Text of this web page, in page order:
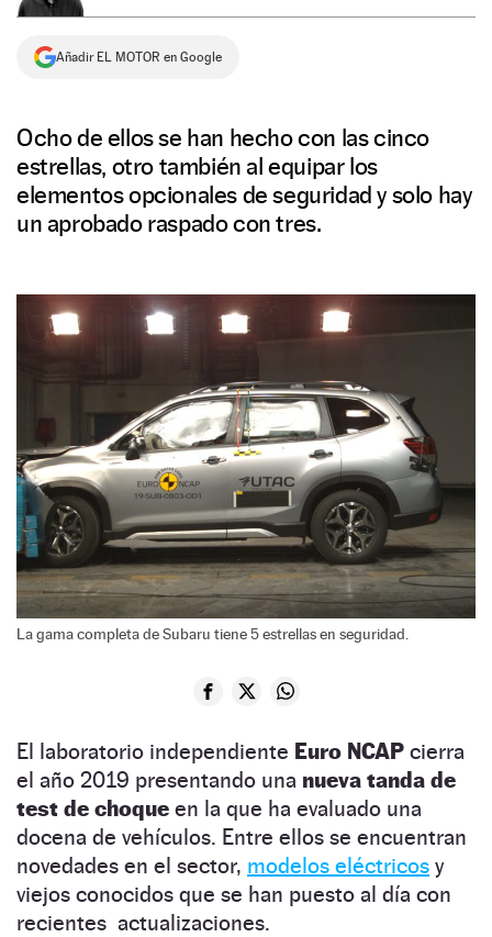
Añadir EL MOTOR en Google
Ocho de ellos se han hecho con las cinco
estrellas, otro también al equipar los
elementos opcionales de seguridad y solo hay
un aprobado raspado con tres.
La gama completa de Subaru tiene 5 estrellas en seguridad.
El laboratorio independiente Euro NCAP cierra
el año 2019 presentando una nueva tanda de
test de choque en la que ha evaluado una
docena de vehículos. Entre ellos se encuentran
novedades en el sector, modelos eléctricos y
viejos conocidos que se han puesto al día con
recientes actualizaciones.